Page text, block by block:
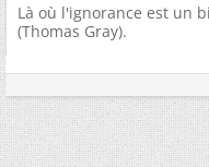
Là où l'ignorance est un
(Thomas Gray).